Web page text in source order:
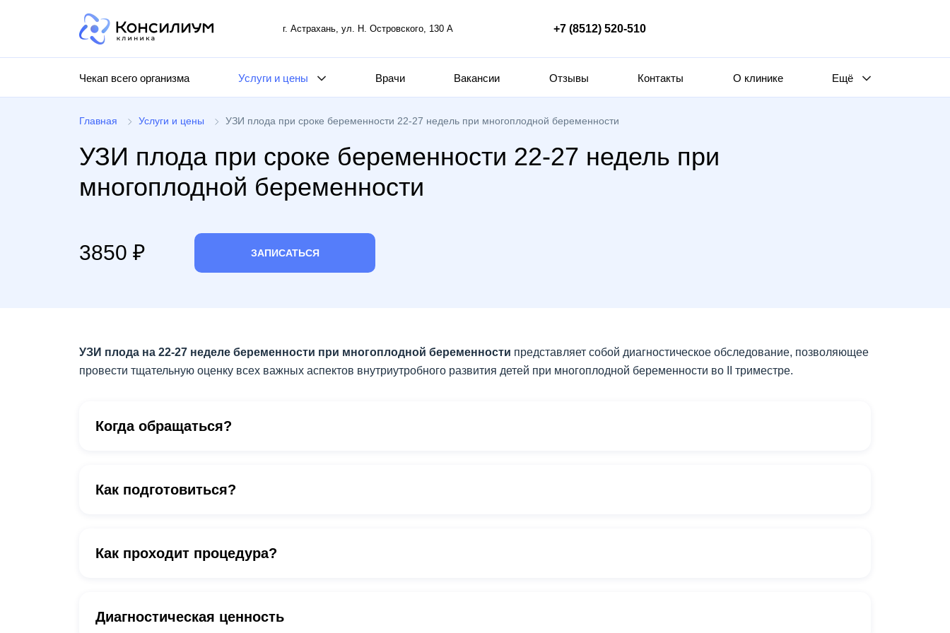
г. Астрахань, ул. Н. Островского, 130 А +7 (8512) 520-510
Чекап всего организма Услуги и цены Врачи Вакансии Отзывы Контакты О клинике Ещё
Главная Услуги и цены УЗИ плода при сроке беременности 22-27 недель при многоплодной беременности
УЗИ плода при сроке беременности 22-27 недель при
многоплодной беременности
3850 ₽ ЗАПИСАТЬСЯ
УЗИ плода на 22-27 неделе беременности при многоплодной беременности представляет собой диагностическое обследование, позволяющее
провести тщательную оценку всех важных аспектов внутриутробного развития детей при многоплодной беременности во II триместре.
Когда обращаться?
Как подготовиться?
Как проходит процедура?
Диагностическая ценность